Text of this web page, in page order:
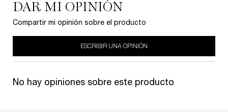
DAR MI OPINIÓN
Compartir mi opinión sobre el producto
ESCRIBIR UNA OPINIÓN
No hay opiniones sobre este producto